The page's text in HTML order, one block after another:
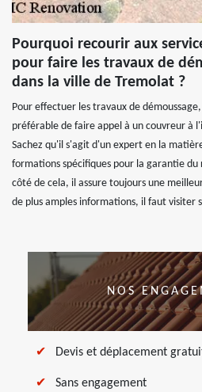
Pourquoi recourir aux
pour faire les travaux de
dans la ville de Tremolat ?
Pour effectuer les travaux de
préférable de faire appel à un couvreur à
Sachez qu'il s'agit d'un expert en la
formations spécifiques pour la garantie du
côté de cela, il assure toujours une
de plus amples informations, il faut visiter
NOS
Devis et déplacement
Sans engagement